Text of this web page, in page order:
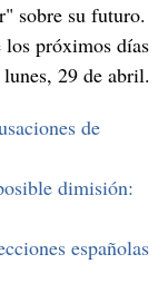
sobre su futuro.
los próximos días
29 de abril.
de
dimisión:
españolas